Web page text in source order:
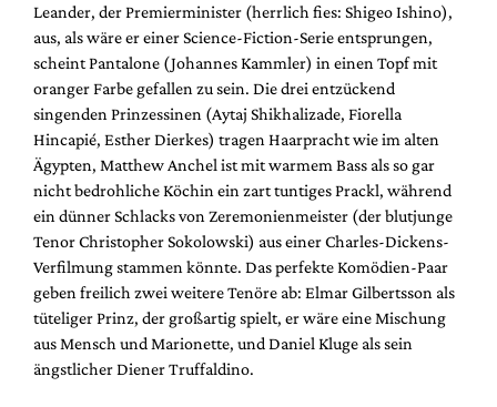
Leander, der Premierminister (herrlich fies: Shigeo Ishino),
aus, als wäre er einer Science-Fiction-Serie entsprungen,
scheint Pantalone (Johannes Kammler) in einen Topf mit
oranger Farbe gefallen zu sein. Die drei entzückend
singenden Prinzessinen (Aytaj Shikhalizade, Fiorella
Hincapié, Esther Dierkes) tragen Haarpracht wie im alten
Ägypten, Matthew Anchel ist mit warmem Bass als so gar
nicht bedrohliche Köchin ein zart tuntiges Prackl, während
ein dünner Schlacks von Zeremonienmeister (der blutjunge
Tenor Christopher Sokolowski) aus einer Charles-Dickens-
Verfilmung stammen könnte. Das perfekte Komödien-Paar
geben freilich zwei weitere Tenöre ab: Elmar Gilbertsson als
tüteliger Prinz, der großartig spielt, er wäre eine Mischung
aus Mensch und Marionette, und Daniel Kluge als sein
ängstlicher Diener Truffaldino.